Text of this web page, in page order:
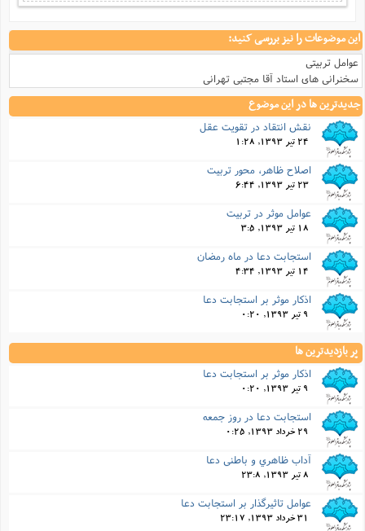
این موضوعات را نیز بررسی کنید:
عوامل تربیتی
سخنرانی های استاد آقا مجتبی تهرانی
جدیدترین ها در این موضوع
نقش انتقاد در تقويت عقل
24 تیر 1393, 1:28
اصلاح ظاهر، محور تربيت
23 تیر 1393, 6:44
عوامل موثر در تربيت
18 تیر 1393, 3:5
استجابت دعا در ماه رمضان
14 تیر 1393, 4:34
اذكار موثر بر استجابت دعا
9 تیر 1393, 0:20
پر بازدیدترین ها
اذكار موثر بر استجابت دعا
9 تیر 1393, 0:20
استجابت دعا در روز جمعه
29 خرداد 1393, 0:25
آداب ظاهري و باطني دعا
8 تیر 1393, 23:8
عوامل تاثيرگذار بر استجابت دعا
31 خرداد 1393, 23:17